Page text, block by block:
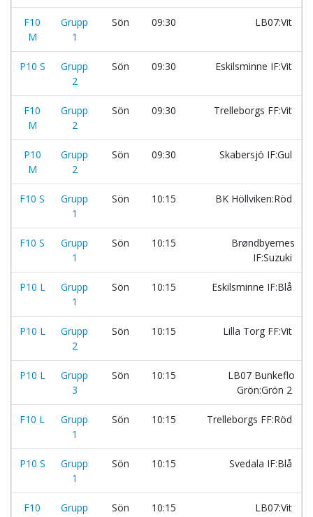
F10
M
Grupp
1
Sön 09:30 LB07:Vit
P10 S
Grupp
2
Sön 09:30 Eskilsminne IF:Vit
F10
M
Grupp
2
Sön 09:30 Trelleborgs FF:Vit
P10
M
Grupp
2
Sön 09:30 Skabersjö IF:Gul
F10 S
Grupp
1
Sön 10:15 BK Höllviken:Röd
F10 S
Grupp
1
Sön 10:15
Brøndbyernes
IF:Suzuki
P10 L
Grupp
1
Sön 10:15 Eskilsminne IF:Blå
P10 L
Grupp
2
Sön 10:15 Lilla Torg FF:Vit
P10 L
Grupp
3
Sön 10:15
LB07 Bunkeflo
Grön:Grön 2
F10 L
Grupp
1
Sön 10:15 Trelleborgs FF:Röd
P10 S
Grupp
1
Sön 10:15 Svedala IF:Blå
F10
Grupp
Sön 10:15 LB07:Vit